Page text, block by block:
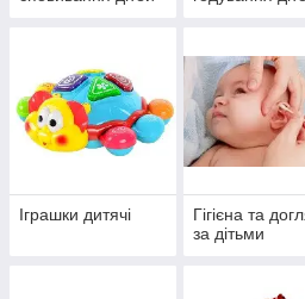
Іграшки дитячі
Гігієна та
за дітьми